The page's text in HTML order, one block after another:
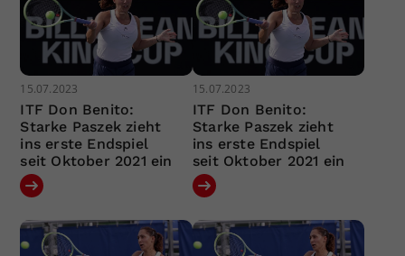
15.07.2023
ITF Don Benito:
Starke Paszek zieht
ins erste Endspiel
seit Oktober 2021 ein
15.07.2023
ITF Don Benito:
Starke Paszek zieht
ins erste Endspiel
seit Oktober 2021 ein